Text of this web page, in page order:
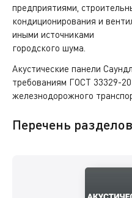
предприятиями,
кондиционирования и
иными источниками
городского шума.
Акустические панели
требованиям ГОСТ 33329-
железнодорожного
Перечень